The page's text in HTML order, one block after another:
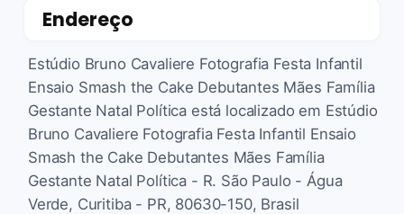
Endereço
Estúdio Bruno Cavaliere Fotografia Festa Infantil
Ensaio Smash the Cake Debutantes Mães Família
Gestante Natal Política está localizado em Estúdio
Bruno Cavaliere Fotografia Festa Infantil Ensaio
Smash the Cake Debutantes Mães Família
Gestante Natal Política - R. São Paulo - Água
Verde, Curitiba - PR, 80630-150, Brasil